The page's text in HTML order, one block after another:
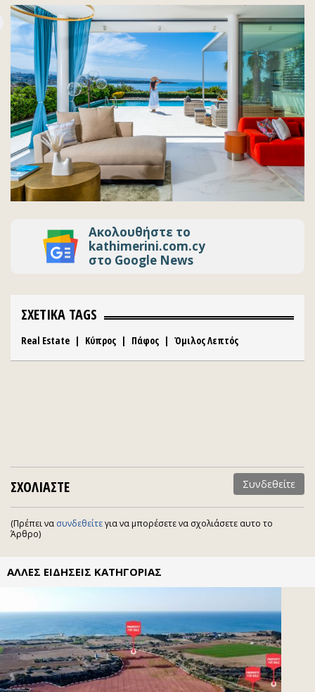
Ακολουθήστε το
kathimerini.com.cy
στο Google News
ΣΧΕΤΙΚΑ TAGS
Real Estate | Κύπρος | Πάφος | Όμιλος Λεπτός
ΣΧΟΛΙΑΣΤΕ Συνδεθείτε
(Πρέπει να συνδεθείτεγια να μπορέσετε να σχολιάσετε αυτο το
Άρθρο)
ΑΛΛΕΣ ΕΙΔΗΣΕΙΣ ΚΑΤΗΓΟΡΙΑΣ